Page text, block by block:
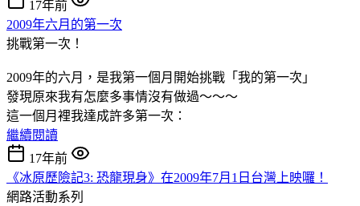
17年前
2009年六月的第一次
挑戰第一次！
2009年的六月，是我第一個月開始挑戰「我的第一次」
發現原來我有怎麼多事情沒有做過～～～
這一個月裡我達成許多第一次：
繼續閱讀
17年前
《冰原歷險記3: 恐龍現身》在2009年7月1日台灣上映囉！
網路活動系列